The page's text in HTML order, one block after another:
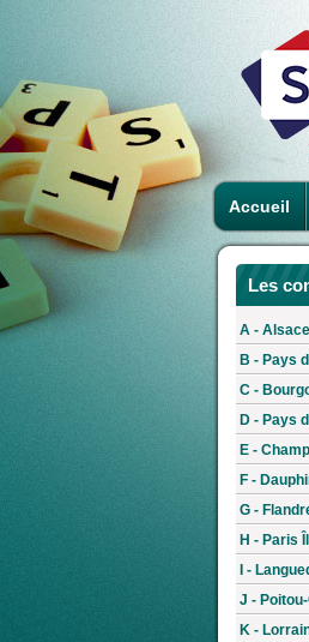
Accueil
Les
A - Alsace
B - Pays
C -
D - Pays
E -
F -
G -
H - Paris
I -
J -
K -